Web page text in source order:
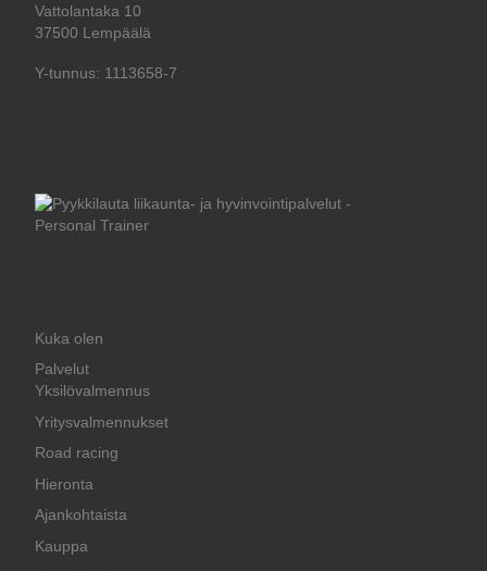
Vattolantaka 10
37500 Lempäälä
Y-tunnus: 1113658-7
Kuka olen
Palvelut
Yksilövalmennus
Yritysvalmennukset
Road racing
Hieronta
Ajankohtaista
Kauppa